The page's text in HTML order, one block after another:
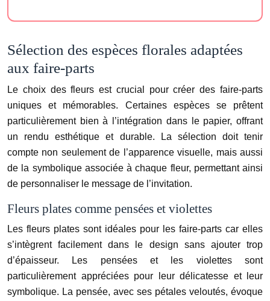
Sélection des espèces florales adaptées
aux faire-parts
Le choix des fleurs est crucial pour créer des faire-parts
uniques et mémorables. Certaines espèces se prêtent
particulièrement bien à l’intégration dans le papier, offrant
un rendu esthétique et durable. La sélection doit tenir
compte non seulement de l’apparence visuelle, mais aussi
de la symbolique associée à chaque fleur, permettant ainsi
de personnaliser le message de l’invitation.
Fleurs plates comme pensées et violettes
Les fleurs plates sont idéales pour les faire-parts car elles
s’intègrent facilement dans le design sans ajouter trop
d’épaisseur. Les pensées et les violettes sont
particulièrement appréciées pour leur délicatesse et leur
symbolique. La pensée, avec ses pétales veloutés, évoque